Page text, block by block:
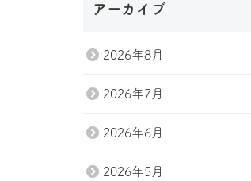
アーカイブ
2026年8月
2026年7月
2026年6月
2026年5月